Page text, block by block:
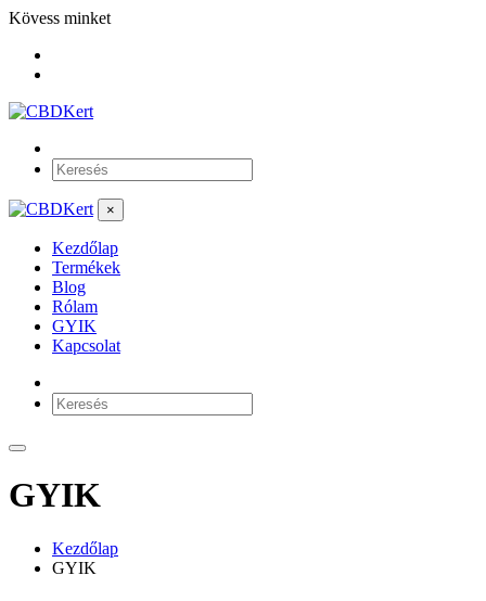
Kövess minket
×
Kezdőlap
Termékek
Blog
Rólam
GYIK
Kapcsolat
GYIK
Kezdőlap
GYIK